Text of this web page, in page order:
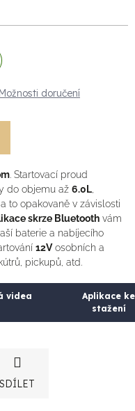
Možnosti doručení
. Startovací proud
do objemu až 6.0L,
a to opakovaně v závislosti
skrze Bluetooth vám
baterie a nabíjecího
12Vosobních a
pickupů, atd.
videa
Aplikace ke
stažení
SDÍLET